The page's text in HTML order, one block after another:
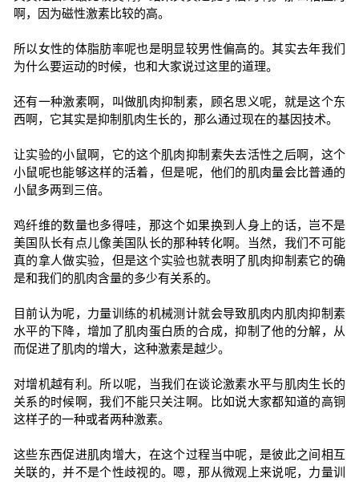
啊，因为磁性激素比较的高。
所以女性的体脂肪率呢也是明显较男性偏高的。其实去年我们
为什么要运动的时候，也和大家说过这里的道理。
还有一种激素啊，叫做肌肉抑制素，顾名思义呢，就是这个东
西啊，它其实是抑制肌肉生长的，那么通过现在的基因技术。
让实验的小鼠啊，它的这个肌肉抑制素失去活性之后啊，这个
小鼠呢也能够这样的活着，但是呢，他们的肌肉量会比普通的
小鼠多两到三倍。
鸡纤维的数量也多得哇，那这个如果换到人身上的话，岂不是
美国队长有点儿像美国队长的那种转化啊。当然，我们不可能
真的拿人做实验，但是这个实验也就表明了肌肉抑制素它的确
是和我们的肌肉含量的多少有关系的。
目前认为呢，力量训练的机械测计就会导致肌肉内肌肉抑制素
水平的下降，增加了肌肉蛋白质的合成，抑制了他的分解，从
而促进了肌肉的增大，这种激素是越少。
对增机越有利。所以呢，当我们在谈论激素水平与肌肉生长的
关系的时候啊，我们不能只关注啊。比如说大家都知道的高铜
这样子的一种或者两种激素。
这些东西促进肌肉增大，在这个过程当中呢，是彼此之间相互
关联的，并不是个性歧视的。嗯，那从微观上来说呢，力量训